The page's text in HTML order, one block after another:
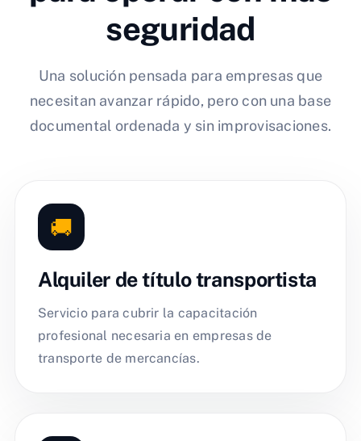
seguridad
Una solución pensada para empresas que
necesitan avanzar rápido, pero con una base
documental ordenada y sin improvisaciones.
🚚
Alquiler de título transportista
Servicio para cubrir la capacitación
profesional necesaria en empresas de
transporte de mercancías.